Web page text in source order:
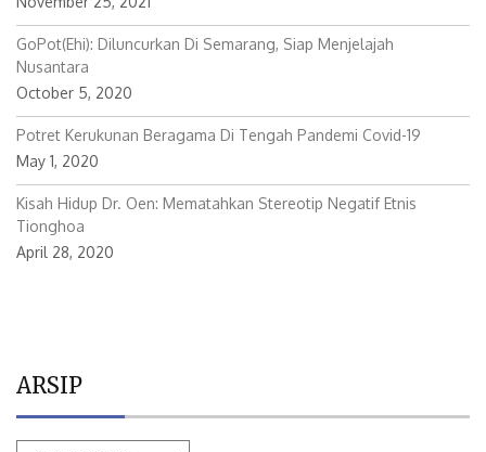
November 25, 2021
GoPot(ehi): Diluncurkan Di Semarang, Siap Menjelajah
Nusantara
October 5, 2020
Potret Kerukunan Beragama Di Tengah Pandemi Covid-19
May 1, 2020
Kisah Hidup Dr. Oen: Mematahkan Stereotip Negatif Etnis
Tionghoa
April 28, 2020
ARSIP